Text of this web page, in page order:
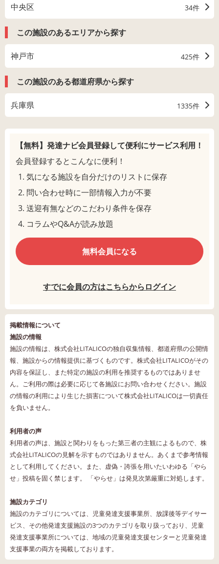
中央区 34件
この施設のあるエリアから探す
神戸市 425件
この施設のある都道府県から探す
兵庫県 1335件
【無料】発達ナビ会員登録して便利にサービス利用！
会員登録するとこんなに便利！
気になる施設を自分だけのリストに保存
問い合わせ時に一部情報入力が不要
送迎有無などのこだわり条件を保存
コラムやQ&Aが読み放題
無料会員になる
すでに会員の方はこちらからログイン
掲載情報について
施設の情報
施設の情報は、株式会社LITALICOの独自収集情報、都道府県の公開情
報、施設からの情報提供に基づくものです。株式会社LITALICOがその
内容を保証し、また特定の施設の利用を推奨するものではありませ
ん。ご利用の際は必要に応じて各施設にお問い合わせください。施設
の情報の利用により生じた損害について株式会社LITALICOは一切責任
を負いません。
利用者の声
利用者の声は、施設と関わりをもった第三者の主観によるもので、株
式会社LITALICOの見解を示すものではありません。あくまで参考情報
として利用してください。また、虚偽・誇張を用いたいわゆる「やら
せ」投稿を固く禁じます。 「やらせ」は発見次第厳重に対処します。
施設カテゴリ
施設のカテゴリについては、児童発達支援事業所、放課後等デイサー
ビス、その他発達支援施設の3つのカテゴリを取り扱っており、児童
発達支援事業所については、地域の児童発達支援センターと児童発達
支援事業の両方を掲載しております。